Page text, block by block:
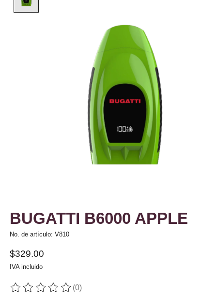
BUGATTI B6000 APPLE
No. de artículo: V810
$329.00
IVA incluido
The rating of this product is
(0)